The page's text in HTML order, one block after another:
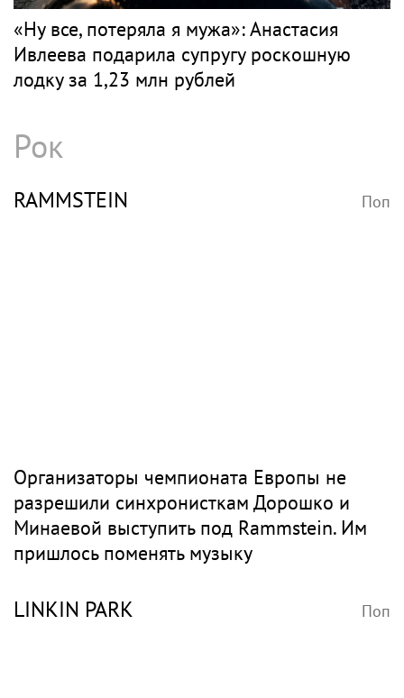
«Ну все, потеряла я мужа»: Анастасия
Ивлеева подарила супругу роскошную
лодку за 1,23 млн рублей
Рок
RAMMSTEIN Поп
Организаторы чемпионата Европы не
разрешили синхронисткам Дорошко и
Минаевой выступить под Rammstein. Им
пришлось поменять музыку
LINKIN PARK Поп